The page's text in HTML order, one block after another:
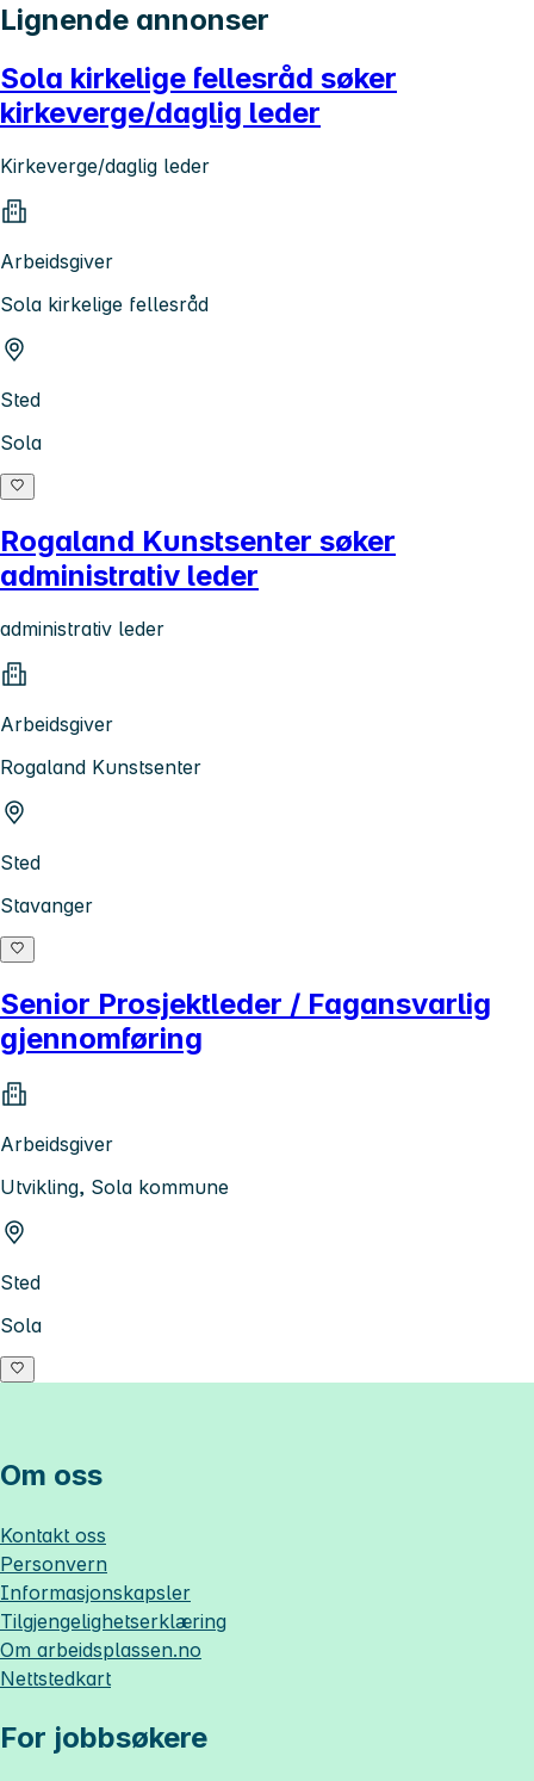
Lignende annonser
Sola kirkelige fellesråd søker
kirkeverge/daglig leder
Kirkeverge/daglig leder
Arbeidsgiver
Sola kirkelige fellesråd
Sted
Sola
Rogaland Kunstsenter søker
administrativ leder
administrativ leder
Arbeidsgiver
Rogaland Kunstsenter
Sted
Stavanger
Senior Prosjektleder / Fagansvarlig
gjennomføring
Arbeidsgiver
Utvikling, Sola kommune
Sted
Sola
Om oss
Kontakt oss
Personvern
Informasjonskapsler
Tilgjengelighetserklæring
Om arbeidsplassen.no
Nettstedkart
For jobbsøkere